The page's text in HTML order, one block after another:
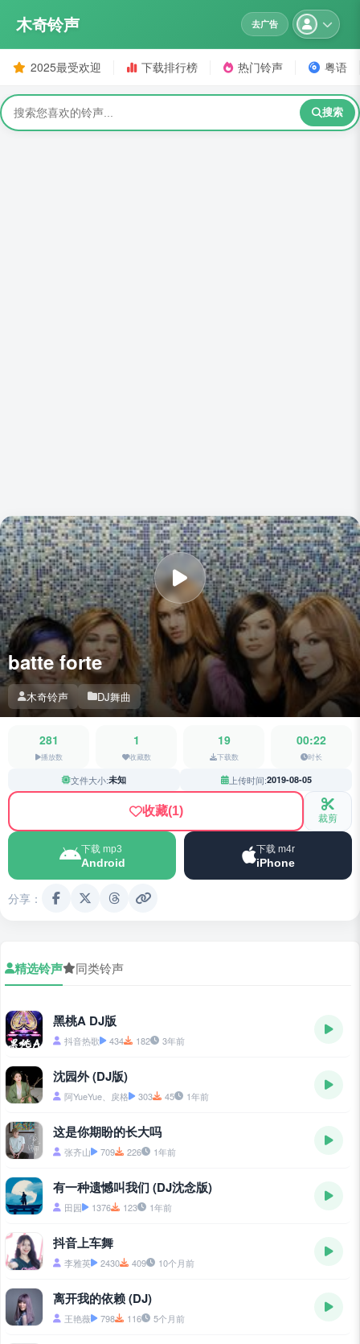
木奇铃声 去广告
2025最受欢迎 下载排行榜 热门铃声 粤语
搜索
batte forte
木奇铃声 DJ舞曲
281
播放数
1
收藏数
19
下载数
00:22
时长
文件大小:未知 上传时间:2019-08-05
收藏(1) 裁剪
下载 mp3
Android
下载 m4r
iPhone
分享：
精选铃声 同类铃声
黑桃A DJ版
抖音热歌 434 182 3年前
沈园外 (DJ版)
阿YueYue、戾格 303 45 1年前
这是你期盼的长大吗
张齐山 709 226 1年前
有一种遗憾叫我们 (DJ沈念版)
田园 1376 123 1年前
抖音上车舞
李雅英 2430 409 10个月前
离开我的依赖 (DJ)
王艳薇 798 116 5个月前